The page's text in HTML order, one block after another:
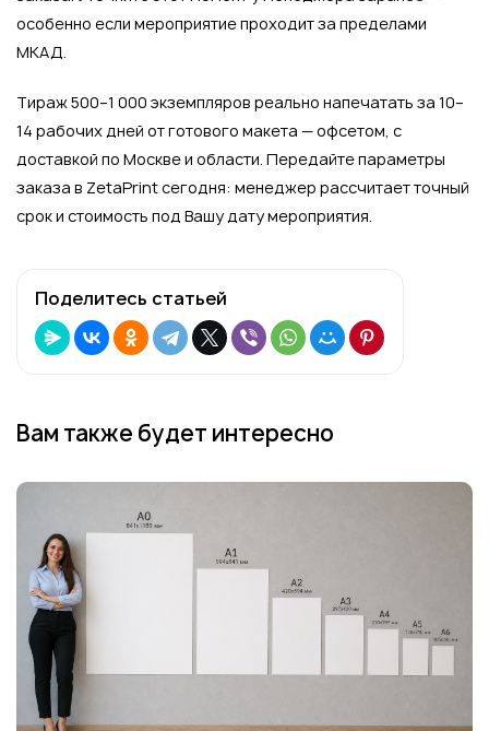
особенно если мероприятие проходит за пределами
МКАД.
Тираж 500–1 000 экземпляров реально напечатать за 10–
14 рабочих дней от готового макета — офсетом, с
доставкой по Москве и области. Передайте параметры
заказа в ZetaPrint сегодня: менеджер рассчитает точный
срок и стоимость под Вашу дату мероприятия.
Поделитесь статьей
Вам также будет интересно